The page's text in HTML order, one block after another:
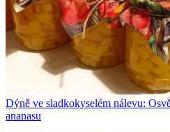
Dýně ve sladkokyselém nálevu:
ananasu